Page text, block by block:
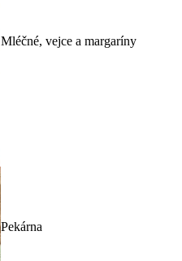
Mléčné, vejce a margaríny
Pekárna